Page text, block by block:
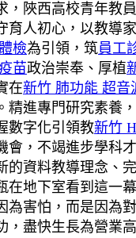
，陜西高校青年教
育人初心，以教導
檢為引領，筑員工
苗政治崇奉、厚植
在新竹 肺功能 超音
精進專門研究素養
數字化引領教新竹
會，不竭進步學科
的資料教導理念、
在地下室看到這一
為害怕，而是因為
，盡快生長為營業